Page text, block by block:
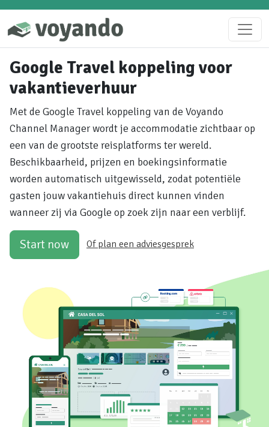
Google Travel koppeling voor
vakantieverhuur
Met de Google Travel koppeling van de Voyando
Channel Manager wordt je accommodatie zichtbaar op
een van de grootste reisplatforms ter wereld.
Beschikbaarheid, prijzen en boekingsinformatie
worden automatisch uitgewisseld, zodat potentiële
gasten jouw vakantiehuis direct kunnen vinden
wanneer zij via Google op zoek zijn naar een verblijf.
Start now Of plan een adviesgesprek